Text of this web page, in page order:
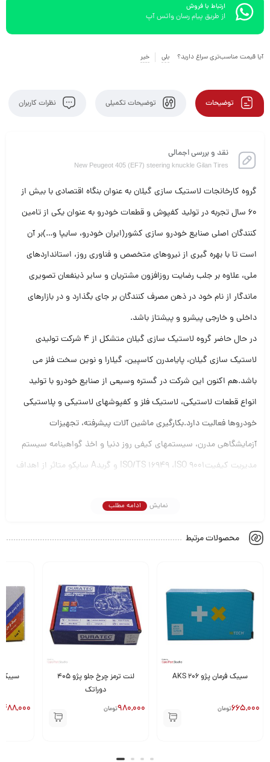
ارتباط با فروش
از طریق پیام رسان واتس آپ
آیا قیمت مناسب‌تری سراغ دارید؟ بلی خیر
توضیحات توضیحات تکمیلی نظرات کاربران
نقد و بررسی اجمالی
New Peugeot 405 (EF7) steering knuckle Gilan Tires
گروه کارخانجات لاستیک سازی گیلان به عنوان بنگاه اقتصادی با بیش از
60 سال تجربه در تولید کفپوش و قطعات خودرو به عنوان یکی از تامین
کنندگان اصلی صنایع خودرو سازی کشور(ایران خودرو، سایپا و…)بر آن
است تا با بهره گیری از نیروهای متخصص و فناوری روز، استانداردهای
ملی، علاوه بر جلب رضایت روزافزون مشتریان و سایر ذینفعان تصویری
ماندگار از نام خود در ذهن مصرف کنندگان بر جای بگذارد و در بازارهای
داخلی و خارجی پیشرو و پیشتاز باشد.
در حال حاضر گروه لاستیک سازی گیلان متشکل از 4 شرکت تولیدی
لاستیک سازی گیلان، پایامدرن کاسپین، گیلارا و نوین سخت فلز می
باشد.هم اکنون این شرکت در گستره وسیعی از صنایع خودرو با تولید
انواع قطعات لاستیکی، لاستیک فلز و کفپوشهای لاستیکی و پلاستیکی
خودروها فعالیت دارد.بکارگیری ماشین آلات پیشرفته، تجهیزات
آزمایشگاهی مدرن، سیستمهای کیفی روز دنیا و اخذ گواهینامه سیستم
مدیریت کیفیتISO/TS 16949 ،ISO 9001 و گریدA ساپکو متاثر از اهداف
استانداردهای جهانی بوده است.
نمایش ادامه مطلب
محصولات مرتبط
سیبک فرمان پژو 206 AKS
665,000تومان
لنت ترمز چرخ جلو پژو ۴۰۵
دوراتک
980,000تومان
سیبک